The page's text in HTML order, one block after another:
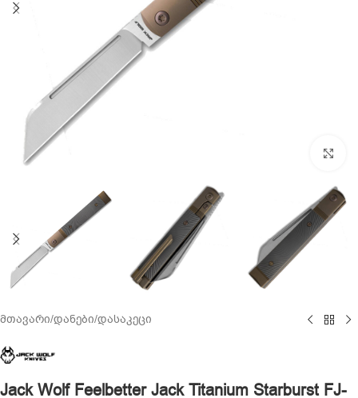
მთავარი/დანები/დასაკეცი
Jack Wolf Feelbetter Jack Titanium Starburst FJ-